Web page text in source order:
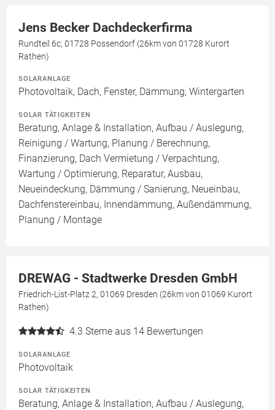
Jens Becker Dachdeckerfirma
Rundteil 6c, 01728 Possendorf (26km von 01728 Kurort
Rathen)
SOLARANLAGE
Photovoltaik, Dach, Fenster, Dämmung, Wintergarten
SOLAR TÄTIGKEITEN
Beratung, Anlage & Installation, Aufbau / Auslegung,
Reinigung / Wartung, Planung / Berechnung,
Finanzierung, Dach Vermietung / Verpachtung,
Wartung / Optimierung, Reparatur, Ausbau,
Neueindeckung, Dämmung / Sanierung, Neueinbau,
Dachfenstereinbau, Innendämmung, Außendämmung,
Planung / Montage
DREWAG - Stadtwerke Dresden GmbH
Friedrich-List-Platz 2, 01069 Dresden (26km von 01069 Kurort
Rathen)
4.3 Sterne aus 14 Bewertungen
SOLARANLAGE
Photovoltaik
SOLAR TÄTIGKEITEN
Beratung, Anlage & Installation, Aufbau / Auslegung,